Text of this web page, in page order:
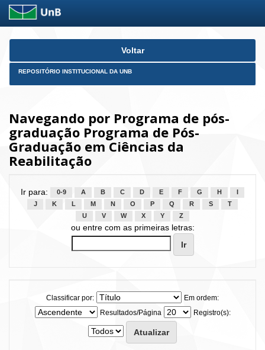
Skip
Voltar
REPOSITÓRIO INSTITUCIONAL DA UNB
Navegando por Programa de pós-
graduação Programa de Pós-
Graduação em Ciências da
Reabilitação
Ir para: 0-9 A B C D E F G H
J
K L M N O P Q R S
T
U
V W X Y Z
ou entre com as primeiras letras:
Classificar por:
Em ordem:
Resultados/Página
Registro(s):